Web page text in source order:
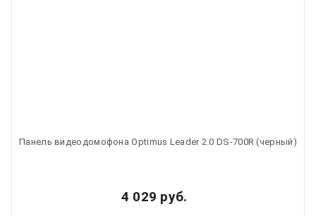
Панель видеодомофона Optimus Leader 2.0 DS-700R (черный)
4 029 руб.